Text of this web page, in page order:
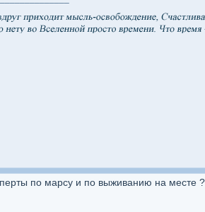
по марсу и по выживанию на месте ?